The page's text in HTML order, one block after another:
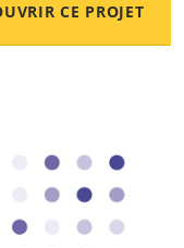
CE PROJET